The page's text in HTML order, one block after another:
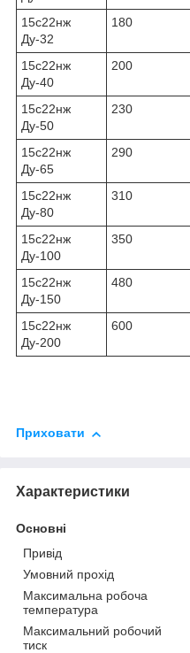
15с22нж
Ду-32
180
15с22нж
Ду-40
200
15с22нж
Ду-50
230
15с22нж
Ду-65
290
15с22нж
Ду-80
310
15с22нж
Ду-100
350
15с22нж
Ду-150
480
15с22нж
Ду-200
600
Приховати
Характеристики
Основні
Привід
Умовний прохід
Максимальна робоча
температура
Максимальний робочий
тиск